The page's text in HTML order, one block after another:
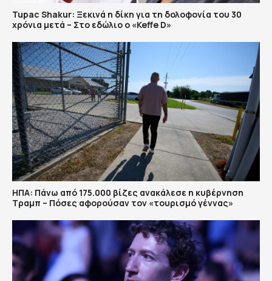
Tupac Shakur: Ξεκινά η δίκη για τη δολοφονία του 30
χρόνια μετά – Στο εδώλιο ο «Keffe D»
ΗΠΑ: Πάνω από 175.000 βίζες ανακάλεσε η κυβέρνηση
Τραμπ – Πόσες αφορούσαν τον «τουρισμό γέννας»